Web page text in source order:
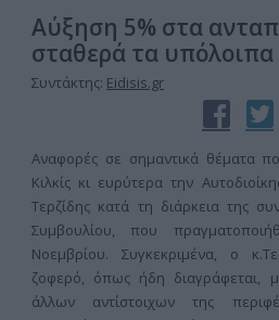
Αύξηση 5% στα
σταθερά τα υπόλοιπα
Συντάκτης: Eidisis.gr
Αναφορές σε σημαντικά θέματα
Κιλκίς κι ευρύτερα την
Τερζίδης κατά τη διάρκεια της
Συμβουλίου, που
Νοεμβρίου. Συγκεκριμένα, ο
ζοφερό, όπως ήδη διαγράφεται,
άλλων αντίστοιχων της